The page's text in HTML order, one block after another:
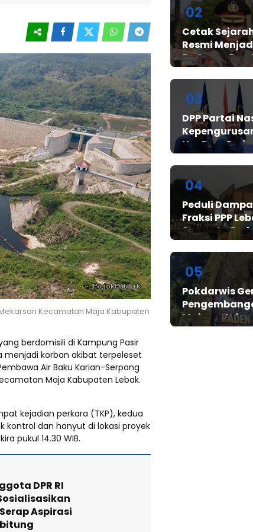
Kecamatan Maja Kabupaten
berdomisili di Kampung Pasir
menjadi korban akibat terpeleset
Air Baku Karian-Serpong
Maja Kabupaten Lebak.
kejadian perkara (TKP), kedua
kontrol dan hanyut di lokasi proyek
pukul 14.30 WIB.
DPR RI
Aspirasi
02
Cetak
Resmi
Pertama
03
DPP Partai
NasDem
Arif Rahman,
Nasdem
04
Peduli
Fraksi PPP
Anggota
Kusuma
Bersih untuk
Bintangresm
05
Pokdarwis
Makam
Lebak